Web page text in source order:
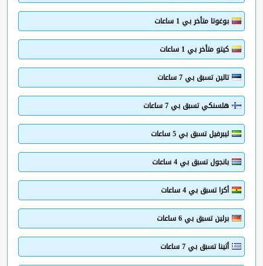
بوغوتا متأخر بي 1 ساعات
كيتو متأخر بي 1 ساعات
تالين تسبق بي 7 ساعات
هلسنكي تسبق بي 7 ساعات
ليبرفيل تسبق بي 5 ساعات
بانجول تسبق بي 4 ساعات
أكرا تسبق بي 4 ساعات
برلين تسبق بي 6 ساعات
أثينا تسبق بي 7 ساعات